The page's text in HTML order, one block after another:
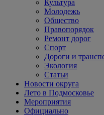
Культура
Молодежь
Общество
Правопорядок
Ремонт дорог
Спорт
Дороги и
Экология
Статьи
Новости округа
Лето в Подмосковье
Мероприятия
Официально